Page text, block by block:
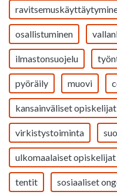
osallistuminen
ilmastonsuojelu
pyöräily muovi
kansainväliset opiskelijat
virkistystoiminta
ulkomaalaiset opiskelijat
tentit sosiaaliset